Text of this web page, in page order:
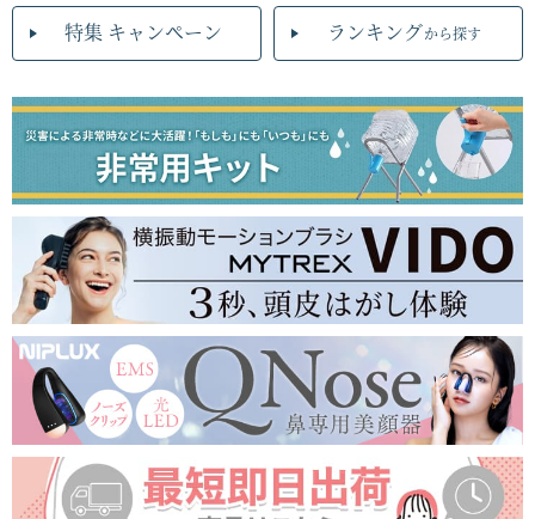
特集 キャンペーン ランキングから探す